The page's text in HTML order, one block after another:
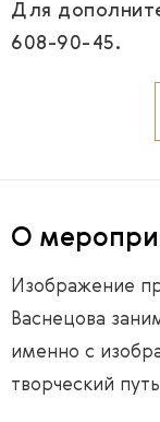
Для
608-90-45.
О
Изображение
Васнецова
именно с
творческий